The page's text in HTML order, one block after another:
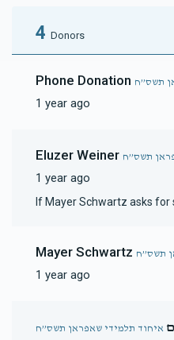
4 Donors
Phone Donation תשס”ח
1 year ago
Eluzer Weiner תשס”ח
1 year ago
If Mayer Schwartz asks for
Mayer Schwartz תשס”ח
1 year ago
איחוד תלמידי שאפראן תשס”ח